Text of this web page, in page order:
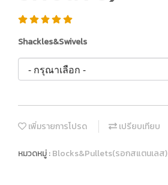
Shackles&Swivels
เพิ่มรายการโปรด เปรียบเทียบ
หมวดหมู่ :Blocks&Pullets(รอกสแตนเลส)